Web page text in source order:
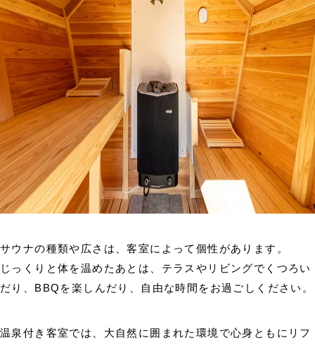
サウナの種類や広さは、客室によって個性があります。
じっくりと体を温めたあとは、テラスやリビングでくつろい
だり、BBQを楽しんだり、自由な時間をお過ごしください。
温泉付き客室では、大自然に囲まれた環境で心身ともにリフ